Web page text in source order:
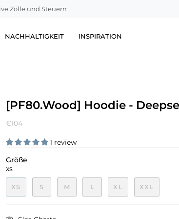
Zölle und Steuern
NACHHALTIGKEIT INSPIRATION
[PF80.Wood] Hoodie -
€104
1 review
Größe
XS
XS S M L XL XXL